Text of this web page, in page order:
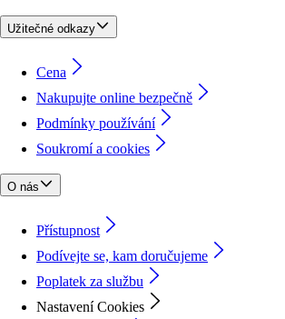
Užitečné odkazy
Cena
Nakupujte online bezpečně
Podmínky používání
Soukromí a cookies
O nás
Přístupnost
Podívejte se, kam doručujeme
Poplatek za službu
Nastavení Cookies